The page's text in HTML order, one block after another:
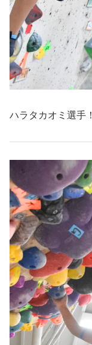
ハラタカオミ選手！